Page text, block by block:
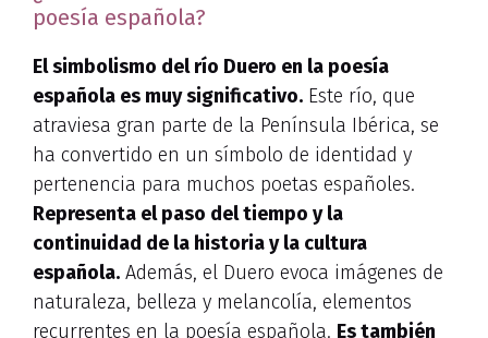
poesía española?
El simbolismo del río Duero en la poesía
española es muy significativo. Este río, que
atraviesa gran parte de la Península Ibérica, se
ha convertido en un símbolo de identidad y
pertenencia para muchos poetas españoles.
Representa el paso del tiempo y la
continuidad de la historia y la cultura
española. Además, el Duero evoca imágenes de
naturaleza, belleza y melancolía, elementos
recurrentes en la poesía española. Es también